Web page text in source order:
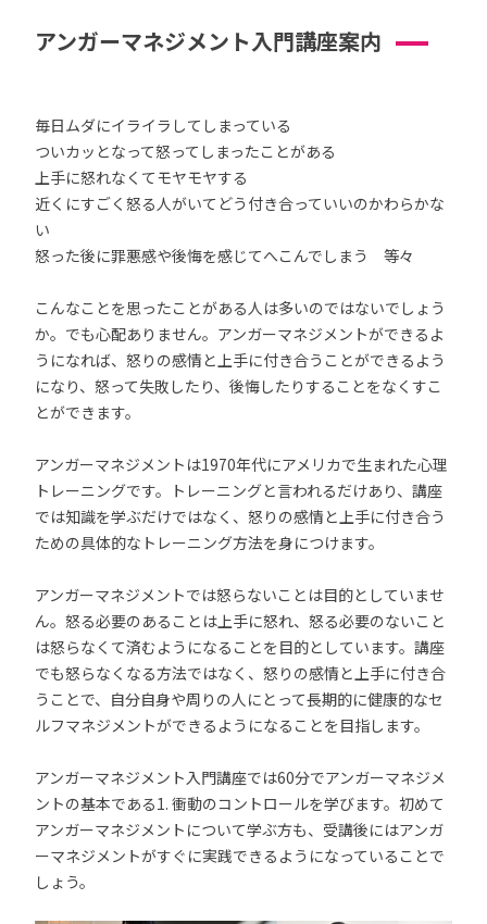
アンガーマネジメント入門講座案内
毎日ムダにイライラしてしまっている
ついカッとなって怒ってしまったことがある
上手に怒れなくてモヤモヤする
近くにすごく怒る人がいてどう付き合っていいのかわらかな
い
怒った後に罪悪感や後悔を感じてへこんでしまう 等々
こんなことを思ったことがある人は多いのではないでしょう
か。でも心配ありません。アンガーマネジメントができるよ
うになれば、怒りの感情と上手に付き合うことができるよう
になり、怒って失敗したり、後悔したりすることをなくすこ
とができます。
アンガーマネジメントは1970年代にアメリカで生まれた心理
トレーニングです。トレーニングと言われるだけあり、講座
では知識を学ぶだけではなく、怒りの感情と上手に付き合う
ための具体的なトレーニング方法を身につけます。
アンガーマネジメントでは怒らないことは目的としていませ
ん。怒る必要のあることは上手に怒れ、怒る必要のないこと
は怒らなくて済むようになることを目的としています。講座
でも怒らなくなる方法ではなく、怒りの感情と上手に付き合
うことで、自分自身や周りの人にとって長期的に健康的なセ
ルフマネジメントができるようになることを目指します。
アンガーマネジメント入門講座では60分でアンガーマネジメ
ントの基本である1. 衝動のコントロールを学びます。初めて
アンガーマネジメントについて学ぶ方も、受講後にはアンガ
ーマネジメントがすぐに実践できるようになっていることで
しょう。